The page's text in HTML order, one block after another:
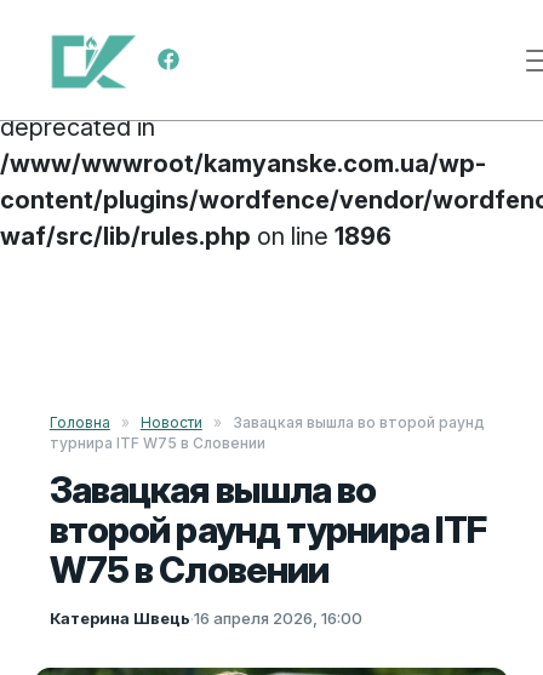
Deprecated
: preg_replace(): Passing null to
parameter #3 ($subject) of type array|string is
deprecated in
/www/wwwroot/kamyanske.com.ua/wp-
content/plugins/wordfence/vendor/
waf/src/lib/rules.php on line 1896
Меню навигации
Головна » Новости »
Завацкая вышла во второй раунд
турнира ITF W75 в Словении
Завацкая вышла во
второй раунд турнира ITF
W75 в Словении
Катерина Швець·16 апреля 2026, 16:00